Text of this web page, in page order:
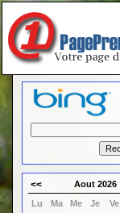
<< Aout 2026
Lu Ma Me Je Ve